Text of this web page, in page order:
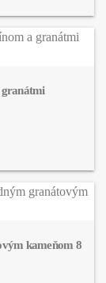
granátmi
kameňom 8